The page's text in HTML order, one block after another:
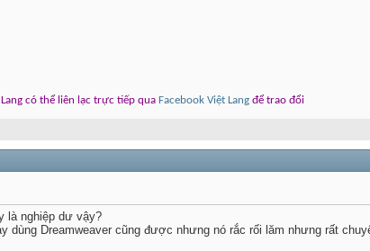
có thể liên lạc trực tiếp qua Facebook Việt Lang để trao đổi
là nghiệp dư vậy?
dùng Dreamweaver cũng được nhưng nó rắc rối lăm nhưng rất